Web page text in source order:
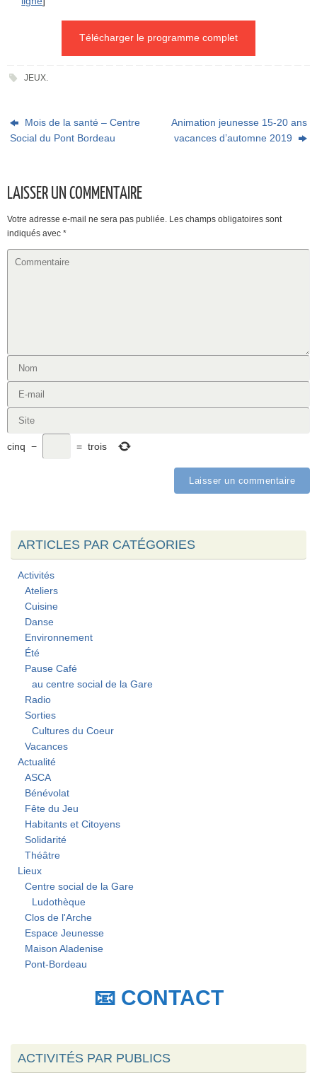
Télécharger le programme complet
JEUX.
Mois de la santé – Centre
Social du Pont Bordeau
Animation jeunesse 15-20 ans
vacances d’automne 2019
LAISSER UN COMMENTAIRE
Votre adresse e-mail ne sera pas publiée. Les champs obligatoires sont
indiqués avec *
cinq − = trois
ARTICLES PAR CATÉGORIES
Activités
Ateliers
Cuisine
Danse
Environnement
Été
Pause Café
au centre social de la Gare
Radio
Sorties
Cultures du Coeur
Vacances
Actualité
ASCA
Bénévolat
Fête du Jeu
Habitants et Citoyens
Solidarité
Théâtre
Lieux
Centre social de la Gare
Ludothèque
Clos de l'Arche
Espace Jeunesse
Maison Aladenise
Pont-Bordeau
📧 CONTACT
ACTIVITÉS PAR PUBLICS